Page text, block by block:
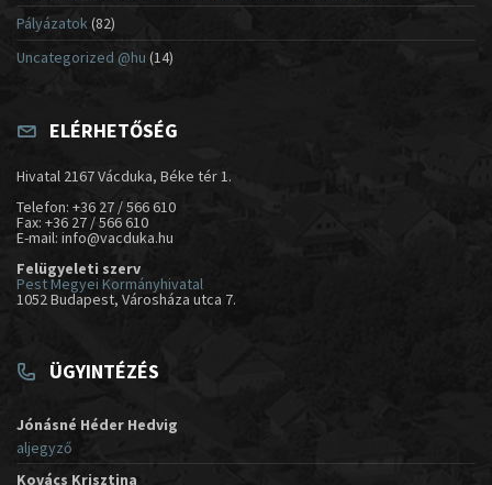
Pályázatok (82)
Uncategorized @hu (14)
ELÉRHETŐSÉG
Hivatal 2167 Vácduka, Béke tér 1.
Telefon: +36 27 / 566 610
Fax: +36 27 / 566 610
E-mail: info@vacduka.hu
Felügyeleti szerv
Pest Megyei Kormányhivatal
1052 Budapest, Városháza utca 7.
ÜGYINTÉZÉS
Jónásné Héder Hedvig
aljegyző
Kovács Krisztina